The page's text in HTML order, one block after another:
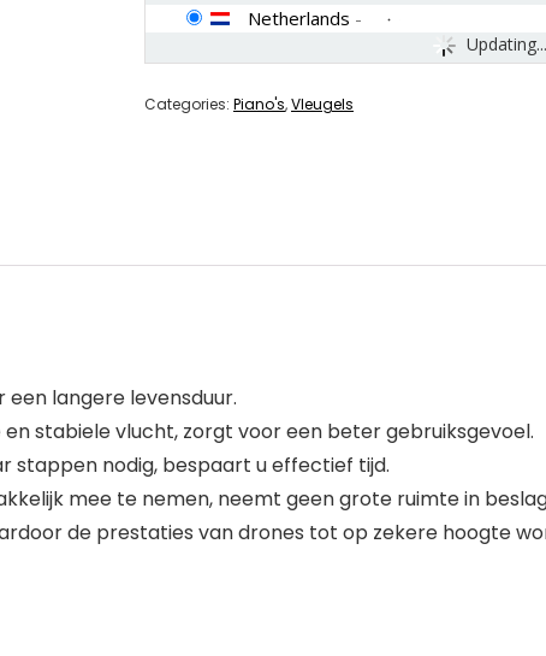
Updating...
Netherlands -
Categories: Piano's,Vleugels
een langere levensduur.
stabiele vlucht, zorgt voor een beter gebruiksgevoel.
stappen nodig, bespaart u effectief tijd.
mee te nemen, neemt geen grote ruimte in
de prestaties van drones tot op zekere hoogte